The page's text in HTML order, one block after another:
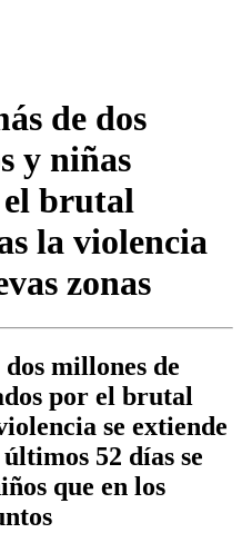
de dos
y niñas
el brutal
la violencia
zonas
millones de
por el brutal
se extiende
52 días se
que en los